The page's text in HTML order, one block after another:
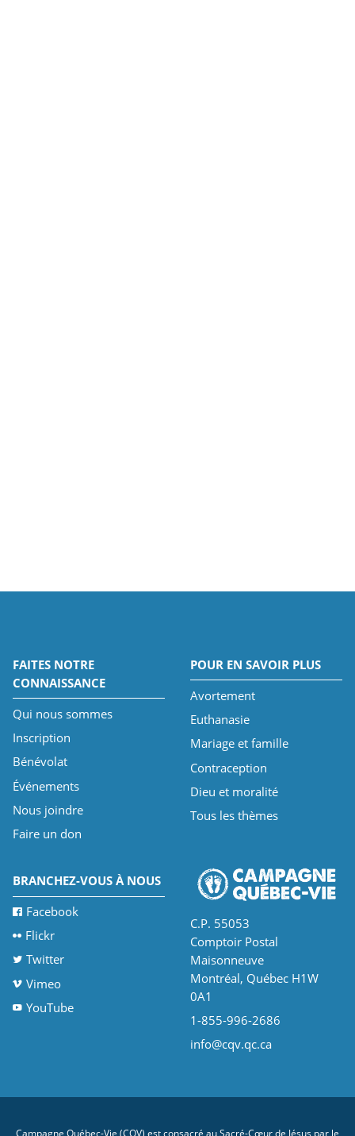
FAITES NOTRE
CONNAISSANCE
Qui nous sommes
Inscription
Bénévolat
Événements
Nous joindre
Faire un don
POUR EN SAVOIR PLUS
Avortement
Euthanasie
Mariage et famille
Contraception
Dieu et moralité
Tous les thèmes
BRANCHEZ-VOUS À NOUS
Facebook
Flickr
Twitter
Vimeo
YouTube
C.P. 55053
Comptoir Postal
Maisonneuve
Montréal, Québec H1W
0A1
1-855-996-2686
info@cqv.qc.ca
Campagne Québec-Vie (CQV) est consacré au Sacré-Cœur de Jésus par le